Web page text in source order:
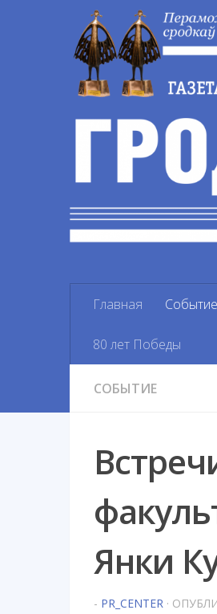
Перейти к содержимому
Главная Событие
80 лет Победы
СОБЫТИЕ
Янки
- PR_CENTER ·